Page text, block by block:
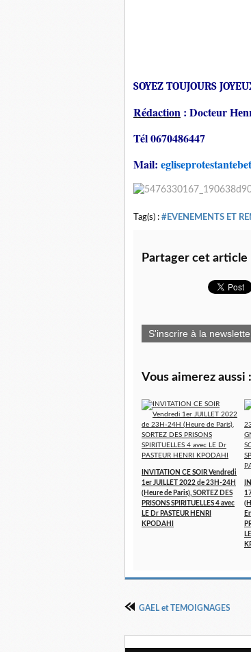
SOYEZ TOUJOURS
Rédaction : Docteur
Tél 0670486447
Mail:
Tag(s) : #EVENEMENTS ET
Partager cet article
S'inscrire à la
Vous aimerez aussi :
INVITATION CE SOIR Vendredi
1er JUILLET 2022 de 23H-24H
(Heure de Paris), SORTEZ DES
PRISONS SPIRITUELLES 4 avec
LE Dr PASTEUR HENRI
KPODAHI
GAEL et TEMOIGNAGES